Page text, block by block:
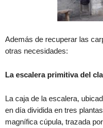
Además de recuperar las
otras necesidades:
La escalera primitiva del
La caja de la escalera,
en día dividida en tres
magnífica cúpula, trazada